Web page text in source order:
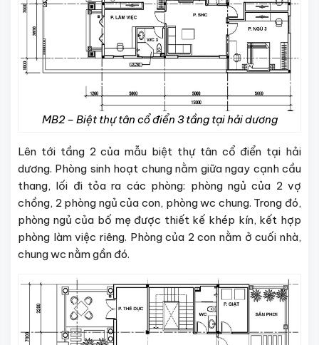
MB2 – Biệt thự tân cổ điển 3 tầng tại hải dương
Lên tới tầng 2 của mẫu biệt thự tân cổ điển tại hải
dương. Phòng sinh hoạt chung nằm giữa ngay cạnh cầu
thang, lối đi tỏa ra các phòng: phòng ngủ của 2 vợ
chồng, 2 phòng ngủ của con, phòng wc chung. Trong đó,
phòng ngủ của bố mẹ được thiết kế khép kín, kết hợp
phòng làm việc riêng. Phòng của 2 con nằm ở cuối nhà,
chung wc nằm gần đó.